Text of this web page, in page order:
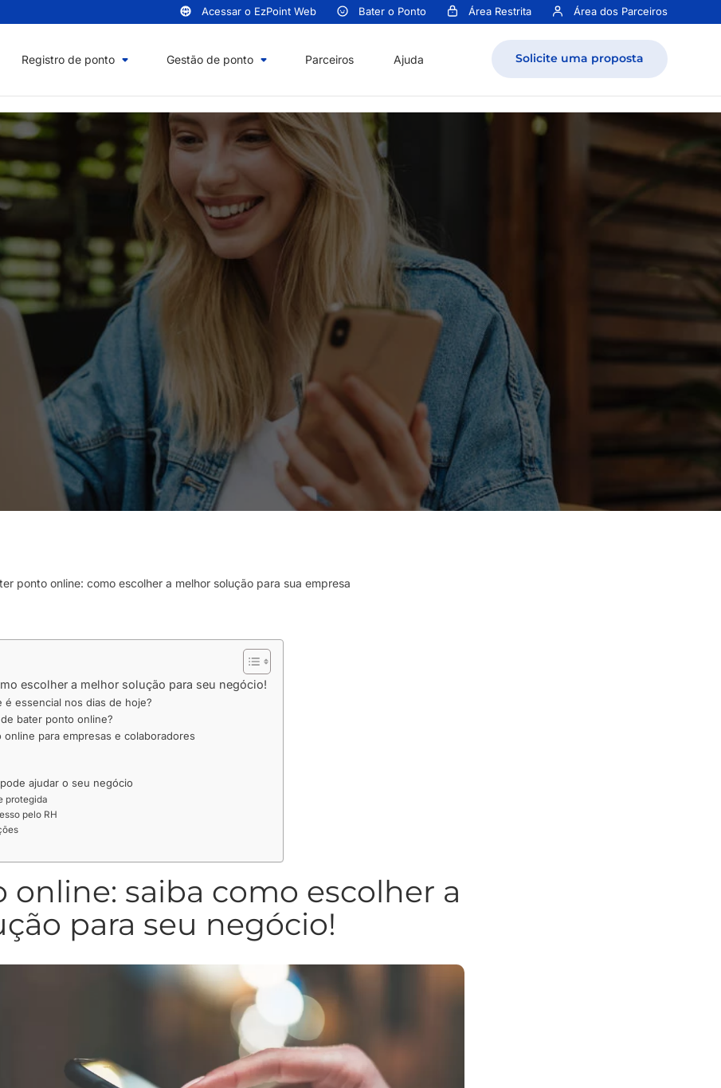
Acessar o EzPoint Web Bater o Ponto Área Restrita Área dos Parceiros
Solicite uma proposta
Registro de ponto Gestão de ponto Parceiros Ajuda
ponto online: como escolher a melhor solução para sua empresa
escolher a melhor solução para seu negócio!
essencial nos dias de hoje?
bater ponto online?
para empresas e colaboradores
ajudar o seu negócio
protegida
pelo RH
online: saiba como escolher a
para seu negócio!